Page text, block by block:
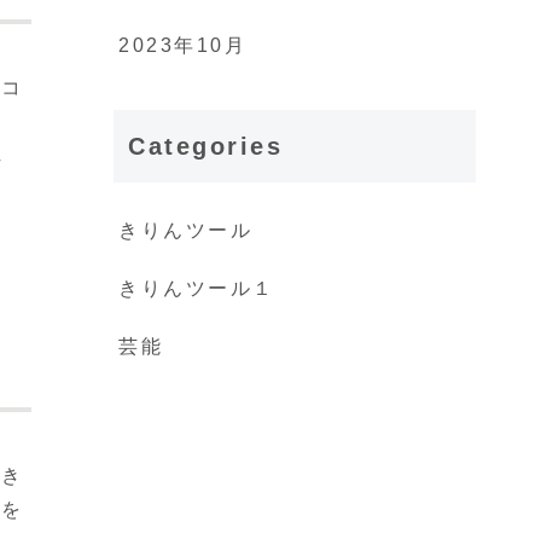
2023年10月
Categories
きりんツール
きりんツール１
芸能